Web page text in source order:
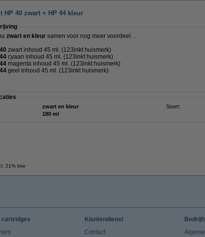
40 zwart + HP 44 kleur
zwart en kleur samen voor nog meer voordeel. .
zwart inhoud 45 ml. (123inkt huismerk)
cyaan inhoud 45 ml. (123inkt huismerk)
magenta inhoud 45 ml. (123inkt huismerk)
geel inhoud 45 ml. (123inkt huismerk)
zwart en kleur Soort:
180 ml
21% btw
cartridges
Klantendienst
Contact